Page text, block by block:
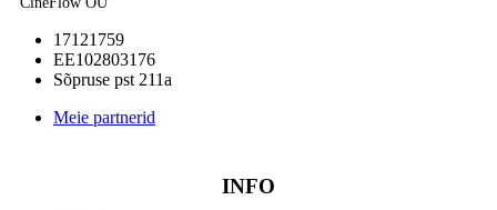
17121759
EE102803176
Sõpruse pst 211a
Meie partnerid
INFO